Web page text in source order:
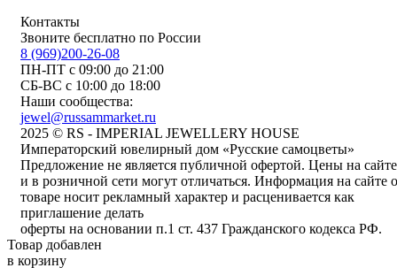
Контакты
Звоните бесплатно по России
8 (969)200-26-08
ПН-ПТ с 09:00 до 21:00
СБ-ВС с 10:00 до 18:00
Наши сообщества:
jewel@russammarket.ru
2025 © RS - IMPERIAL JEWELLERY HOUSE
Императорский ювелирный дом «Русские самоцветы»
Предложение не является публичной офертой. Цены на сайте
и в розничной сети могут отличаться. Информация на сайте о
товаре носит рекламный характер и расценивается как
приглашение делать
оферты на основании п.1 ст. 437 Гражданского кодекса РФ.
Товар добавлен
в корзину